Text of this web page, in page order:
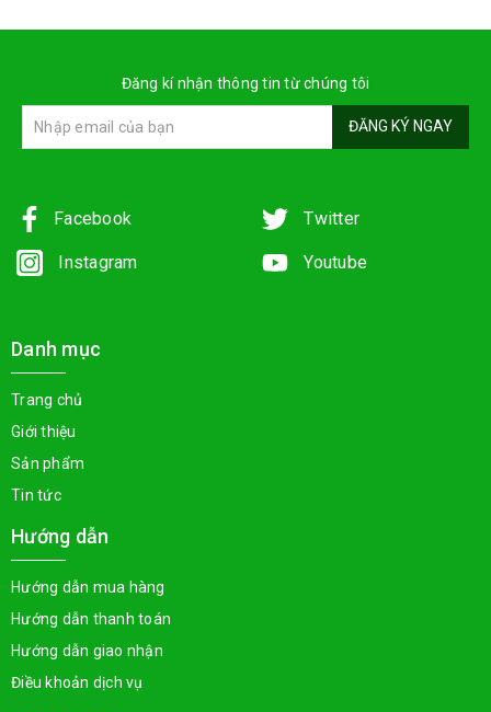
Đăng kí nhận thông tin từ chúng tôi
ĐĂNG KÝ NGAY
Facebook Twitter
Instagram Youtube
Danh mục
Trang chủ
Giới thiệu
Sản phẩm
Tin tức
Hướng dẫn
Hướng dẫn mua hàng
Hướng dẫn thanh toán
Hướng dẫn giao nhận
Điều khoản dịch vụ